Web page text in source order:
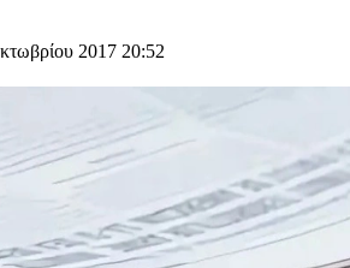
2017 20:52